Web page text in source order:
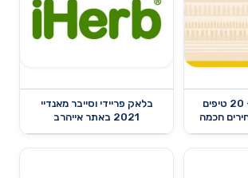
השוואת מחירים – 20 טיפים
חכמה
בלאק פריידי וסייבר מאנדיי
2021 באתר אייהרב